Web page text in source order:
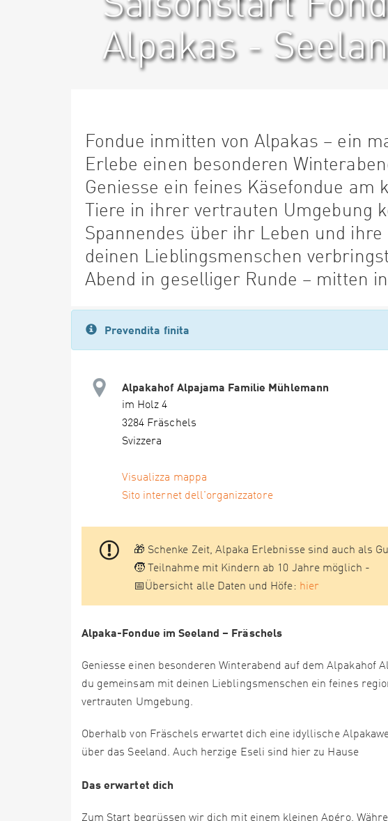
Alpakas -
Fondue inmitten von Alpakas – ein
Erlebe einen besonderen
Geniesse ein feines Käsefondue am
Tiere in ihrer vertrauten Umgebung
Spannendes über ihr Leben und
deinen Lieblingsmenschen
Abend in geselliger Runde – mitten
Prevendita finita
Alpakahof Alpajama Familie Mühlemann
im Holz 4
3284 Fräschels
Svizzera
Visualizza mappa
Sito internet dell'organizzatore
🎁 Schenke Zeit, Alpaka Erlebnisse sind auch als
🧒 Teilnahme mit Kindern ab 10 Jahre möglich -
📅Übersicht alle Daten und Höfe: hier
Alpaka-Fondue im Seeland – Fräschels
Geniesse einen besonderen Winterabend auf dem Alpakahof
du gemeinsam mit deinen Lieblingsmenschen ein feines
vertrauten Umgebung.
Oberhalb von Fräschels erwartet dich eine idyllische
über das Seeland. Auch herzige Eseli sind hier zu Hause
Das erwartet dich
Zum Start begrüssen wir dich mit einem kleinen Apéro.